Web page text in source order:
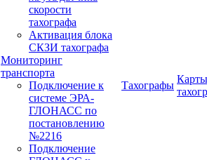
скорости
тахографа
Активация блока
СКЗИ тахографа
Мониторинг
транспорта
Подключение к
системе ЭРА-
ГЛОНАСС по
постановлению
№2216
Подключение
Тахографы
Карты